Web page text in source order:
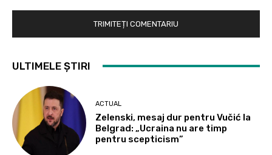
ULTIMELE ȘTIRI
ACTUAL
Zelenski, mesaj dur pentru Vučić la
Belgrad: „Ucraina nu are timp
pentru scepticism”